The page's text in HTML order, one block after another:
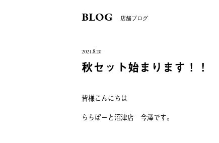
BLOG 店舗ブログ
2021.8.20
秋セット始まります！！
皆様こんにちは
ららぽーと沼津店 今澤です。